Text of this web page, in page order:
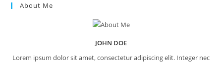
About Me
JOHN DOE
Lorem ipsum dolor sit amet, consectetur adipiscing elit. Integer nec